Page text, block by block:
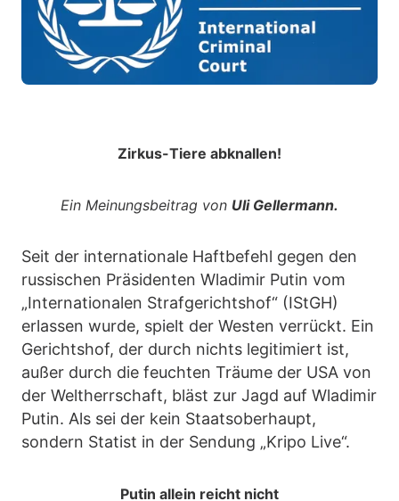
Zirkus-Tiere abknallen!
Ein Meinungsbeitrag von Uli Gellermann.
Seit der internationale Haftbefehl gegen den
russischen Präsidenten Wladimir Putin vom
„Internationalen Strafgerichtshof“ (IStGH)
erlassen wurde, spielt der Westen verrückt. Ein
Gerichtshof, der durch nichts legitimiert ist,
außer durch die feuchten Träume der USA von
der Weltherrschaft, bläst zur Jagd auf Wladimir
Putin. Als sei der kein Staatsoberhaupt,
sondern Statist in der Sendung „Kripo Live“.
Putin allein reicht nicht